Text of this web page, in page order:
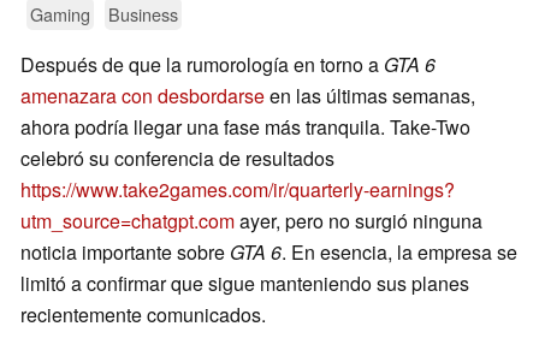
Gaming Business
Después de que la rumorología en torno a GTA 6
amenazara con desbordarseen las últimas semanas,
ahora podría llegar una fase más tranquila. Take-Two
celebró su conferencia de resultados
https://www.take2games.com/ir/quarterly-earnings?
utm_source=chatgpt.comayer, pero no surgió ninguna
noticia importante sobre GTA 6. En esencia, la empresa se
limitó a confirmar que sigue manteniendo sus planes
recientemente comunicados.